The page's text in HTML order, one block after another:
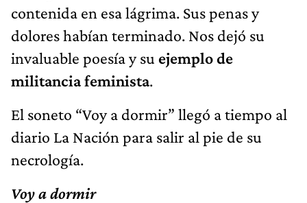
contenida en esa lágrima. Sus penas y
dolores habían terminado. Nos dejó su
invaluable poesía y su ejemplo de
militancia feminista.
El soneto “Voy a dormir” llegó a tiempo al
diario La Nación para salir al pie de su
necrología.
Voy a dormir